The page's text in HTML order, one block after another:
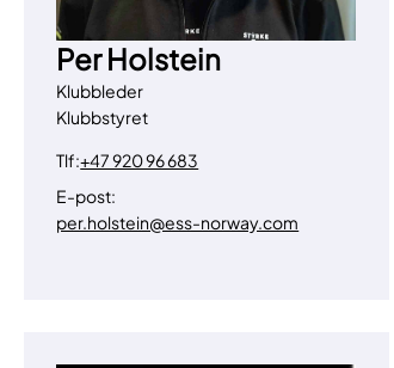
Per Holstein
Klubbleder
Klubbstyret
Tlf:+47 920 96 683
E-post:
per.holstein@ess-norway.com